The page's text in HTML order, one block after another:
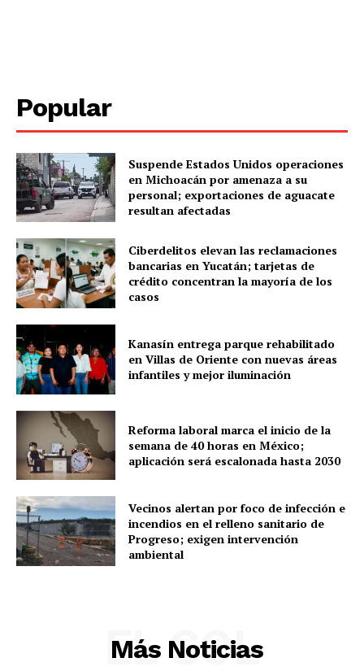
Popular
Suspende Estados Unidos operaciones
en Michoacán por amenaza a su
personal; exportaciones de aguacate
resultan afectadas
Ciberdelitos elevan las reclamaciones
bancarias en Yucatán; tarjetas de
crédito concentran la mayoría de los
casos
Kanasín entrega parque rehabilitado
en Villas de Oriente con nuevas áreas
infantiles y mejor iluminación
Reforma laboral marca el inicio de la
semana de 40 horas en México;
aplicación será escalonada hasta 2030
Vecinos alertan por foco de infección e
incendios en el relleno sanitario de
Progreso; exigen intervención
ambiental
Más Noticias
EL SOL